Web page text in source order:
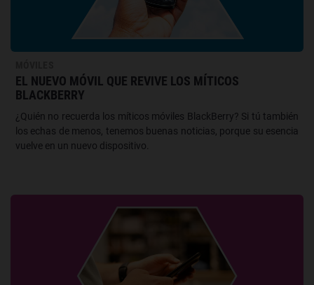
EL NUEVO MÓVIL QUE REVIVE LOS MÍTICOS
BLACKBERRY
¿Quién no recuerda los míticos móviles BlackBerry? Si tú también
los echas de menos, tenemos buenas noticias, porque su esencia
vuelve en un nuevo dispositivo.